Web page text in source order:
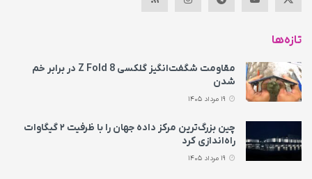
تازه‌ها
مقاومت شگفت‌انگیز گلکسی Z Fold 8 در برابر خم
شدن
چین بزرگ‌ترین مرکز داده جهان را با ظرفیت ۲ گیگاوات
راه‌اندازی کرد